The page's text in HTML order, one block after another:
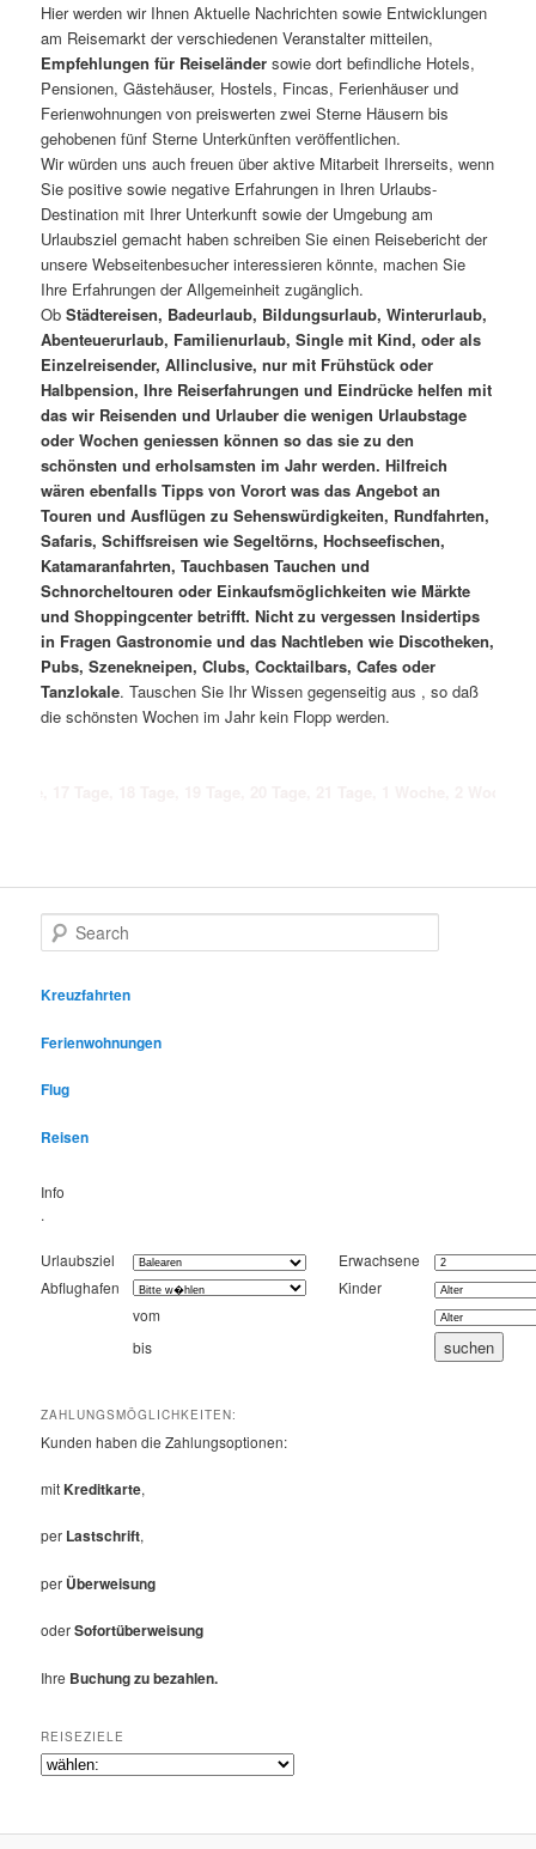
Hier werden wir Ihnen Aktuelle Nachrichten sowie Entwicklungen
am Reisemarkt der verschiedenen Veranstalter mitteilen,
Empfehlungen für Reiseländer sowie dort befindliche Hotels,
Pensionen, Gästehäuser, Hostels, Fincas, Ferienhäuser und
Ferienwohnungen von preiswerten zwei Sterne Häusern bis
gehobenen fünf Sterne Unterkünften veröffentlichen.
Wir würden uns auch freuen über aktive Mitarbeit Ihrerseits, wenn
Sie positive sowie negative Erfahrungen in Ihren Urlaubs-
Destination mit Ihrer Unterkunft sowie der Umgebung am
Urlaubsziel gemacht haben schreiben Sie einen Reisebericht der
unsere Webseitenbesucher interessieren könnte, machen Sie
Ihre Erfahrungen der Allgemeinheit zugänglich.
ObStädtereisen, Badeurlaub, Bildungsurlaub, Winterurlaub,
Abenteuerurlaub, Familienurlaub, Single mit Kind, oder als
Einzelreisender, Allinclusive, nur mit Frühstück oder
Halbpension, Ihre Reiserfahrungen und Eindrücke helfen mit
das wir Reisenden und Urlauber die wenigen Urlaubstage
oder Wochen geniessen können so das sie zu den
schönsten und erholsamsten im Jahr werden. Hilfreich
wären ebenfalls Tipps von Vorort was das Angebot an
Touren und Ausflügen zu Sehenswürdigkeiten, Rundfahrten,
Safaris, Schiffsreisen wie Segeltörns, Hochseefischen,
Katamaranfahrten, Tauchbasen Tauchen und
Schnorcheltouren oder Einkaufsmöglichkeiten wie Märkte
und Shoppingcenter betrifft. Nicht zu vergessen Insidertips
in Fragen Gastronomie und das Nachtleben wie Discotheken,
Pubs, Szenekneipen, Clubs, Cocktailbars, Cafes oder
Tanzlokale. Tauschen Sie Ihr Wissen gegenseitig aus , so daß
die schönsten Wochen im Jahr kein Flopp werden.
Search
Kreuzfahrten
Ferienwohnungen
Flug
Reisen
Info
.
Urlaubsziel
Erwachsene
Abflughafen
Kinder
vom
bis
ZAHLUNGSMÖGLICHKEITEN:
Kunden haben die Zahlungsoptionen:
mitKreditkarte,
per Lastschrift,
per Überweisung
oderSofortüberweisung
Ihre Buchung zu bezahlen.
REISEZIELE